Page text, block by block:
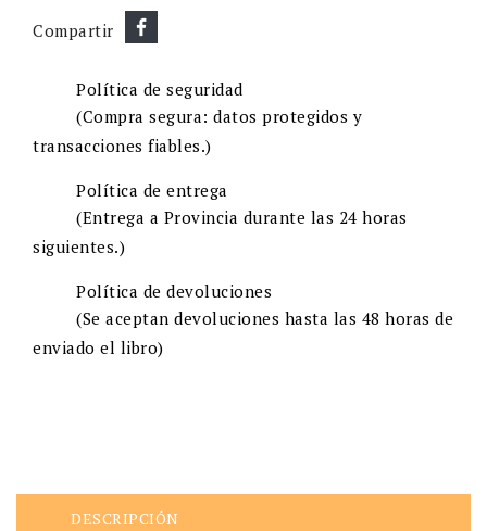
Compartir
Política de seguridad
(Compra segura: datos protegidos y
transacciones fiables.)
Política de entrega
(Entrega a Provincia durante las 24 horas
siguientes.)
Política de devoluciones
(Se aceptan devoluciones hasta las 48 horas de
enviado el libro)
DESCRIPCIÓN